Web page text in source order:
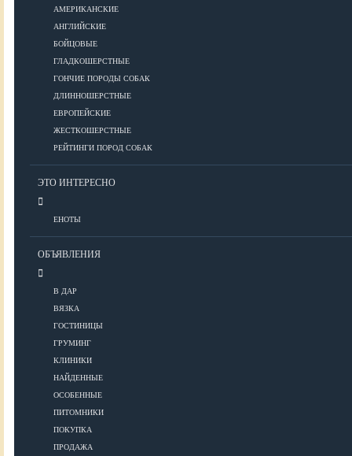
АМЕРИКАНСКИЕ
АНГЛИЙСКИЕ
БОЙЦОВЫЕ
ГЛАДКОШЕРСТНЫЕ
ГОНЧИЕ ПОРОДЫ СОБАК
ДЛИННОШЕРСТНЫЕ
ЕВРОПЕЙСКИЕ
ЖЕСТКОШЕРСТНЫЕ
РЕЙТИНГИ ПОРОД СОБАК
ЭТО ИНТЕРЕСНО
ЕНОТЫ
ОБЪЯВЛЕНИЯ
В ДАР
ВЯЗКА
ГОСТИНИЦЫ
ГРУМИНГ
КЛИНИКИ
НАЙДЕННЫЕ
ОСОБЕННЫЕ
ПИТОМНИКИ
ПОКУПКА
ПРОДАЖА
КОРМА
Корма холистик класса
Корма эконом класса
Кормление щенков
Диетическое и лечебное кормление
УХОД
Гигиена
Уход за шерстью
Аксессуары для ухода за собакой